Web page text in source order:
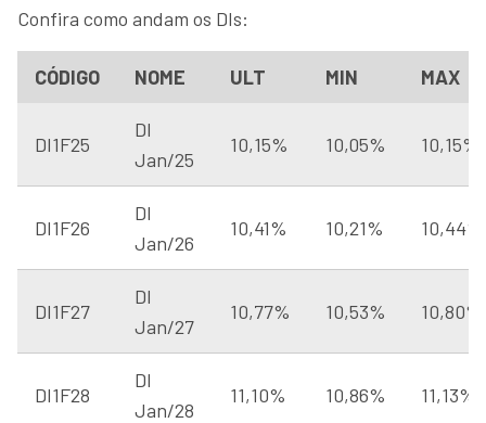
Confira como andam os DIs:
CÓDIGO NOME ULT MIN MAX
DI1F25
DI
Jan/25
10,15% 10,05% 10,15%
DI1F26
DI
Jan/26
10,41% 10,21% 10,44%
DI1F27
DI
Jan/27
10,77% 10,53% 10,80%
DI1F28
DI
Jan/28
11,10% 10,86% 11,13%